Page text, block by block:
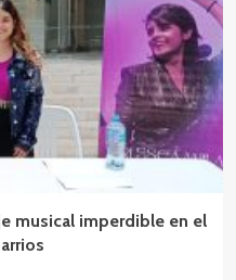
musical imperdible en el